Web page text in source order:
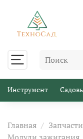
Инструмент
Главная